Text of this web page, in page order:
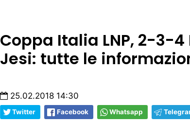
Coppa Italia LNP, 2-3-
Jesi: tutte le
25.02.2018 14:30
Twitter Facebook Whatsapp